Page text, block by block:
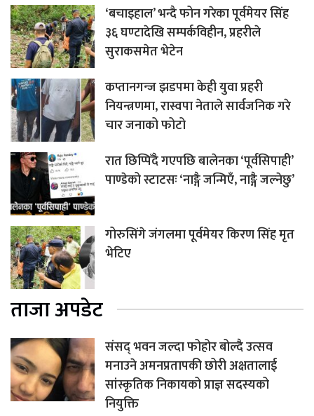
‘बचाइहाल’ भन्दै फोन गरेका पूर्वमेयर सिंह
३६ घण्टादेखि सम्पर्कविहीन, प्रहरीले
सुराकसमेत भेटेन
कप्तानगन्ज झडपमा केही युवा प्रहरी
नियन्त्रणमा, रास्वपा नेताले सार्वजनिक गरे
चार जनाको फोटो
रात छिप्पिँदै गएपछि बालेनका ‘पूर्वसिपाही’
पाण्डेको स्टाटसः ‘नाङ्गै जन्मिएँ, नाङ्गै जल्नेछु’
गोरुसिंगे जंगलमा पूर्वमेयर किरण सिंह मृत
भेटिए
ताजा अपडेट
संसद् भवन जल्दा फोहोर बोल्दै उत्सव
मनाउने अमनप्रतापकी छोरी अक्षतालाई
सांस्कृतिक निकायको प्राज्ञ सदस्यको
नियुक्ति